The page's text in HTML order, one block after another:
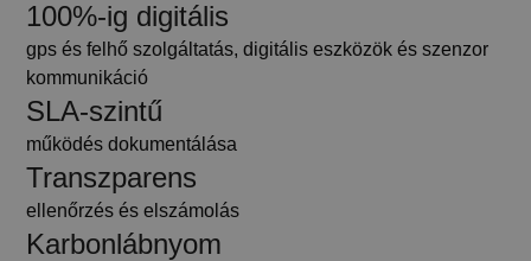
100%-ig digitális
gps és felhő szolgáltatás, digitális eszközök és szenzor
kommunikáció
SLA-szintű
működés dokumentálása
Transzparens
ellenőrzés és elszámolás
Karbonlábnyom